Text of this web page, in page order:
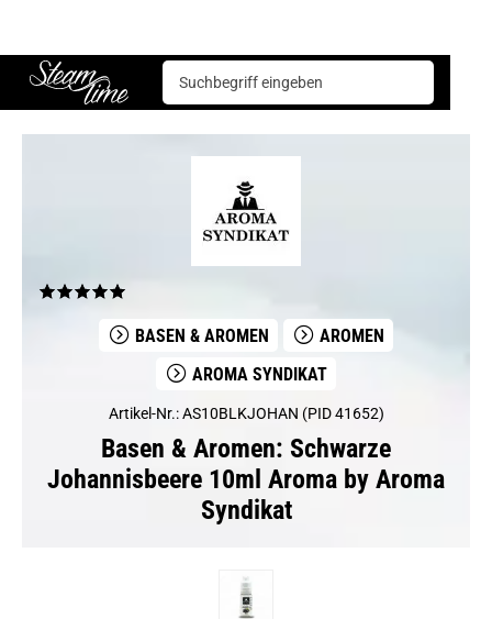
Steam time
Basen & Aromen Aromen
Aroma Syndikat
Schwarze Johannisbeere 10ml Aroma by Aroma Syndikat
BASEN & AROMEN
AROMEN
AROMA SYNDIKAT
Artikel-Nr.: AS10BLKJOHAN (PID 41652)
Basen & Aromen: Schwarze
Johannisbeere 10ml Aroma by Aroma
Syndikat